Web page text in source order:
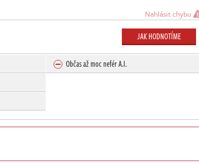
Nahlásit chybu
JAK HODNOTÍME
Občas až moc nefér A.I.